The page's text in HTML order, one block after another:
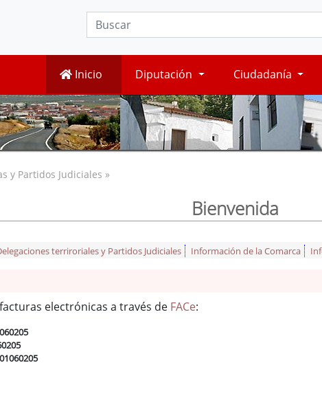
Inicio Diputación Ciudadanía
y Partidos Judiciales »
Bienvenida
terriroriales y Partidos Judiciales Información de la Comarca
electrónicas a través de FACe: